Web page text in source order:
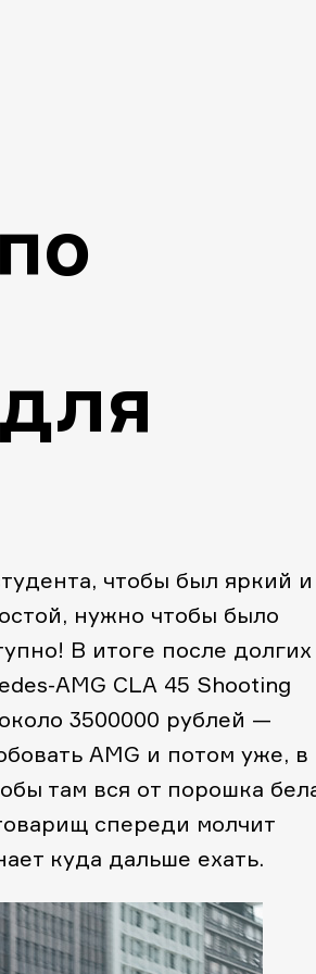
чтобы был яркий и
нужно чтобы было
В итоге после долгих
AMG CLA 45 Shooting
3500000 рублей —
AMG и потом уже, в
там вся от порошка
спереди молчит
куда дальше ехать.